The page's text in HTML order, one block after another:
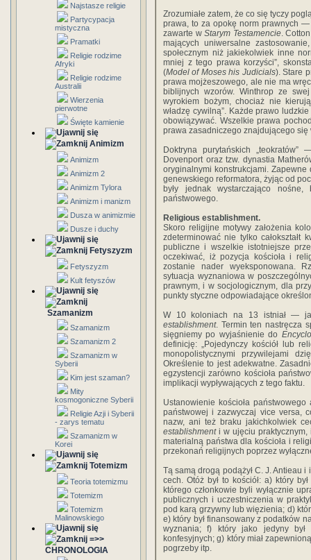
Najstasze religie
Partycypacja
mistyczna
Pramatki
Religie rodzime
Afryki
Religie rodzime
Australii
Wierzenia
pierwotne
Święte kamienie
Animizm
Animizm
Animizm 2
Animizm Tylora
Animizm i manizm
Dusza w animizmie
Dusze i duchy
Fetyszyzm
Fetyszyzm
Kult fetyszów
Szamanizm
Szamanizm
Szamanizm 2
Szamanizm w
Syberii
Kim jest szaman?
Mity
kosmogoniczne Syberii
Religie Azji i Syberii
- zarys tematu
Szamanizm w
Korei
Totemizm
Teoria totemizmu
Totemizm
Totemizm
Malinowskiego
=>>
CHRONOLOGIA
Zrozumiałe zatem, że co się tyczy
prawa, to za opokę norm prawnych
zawarte w Starym Testamencie.
mających uniwersalne
społecznym niż jakiekolwiek inne
mniej z tego prawa korzyści”,
(Model of Moses his Judicials). Stare
prawa mojżeszowego, ale nie ma
biblijnych wzorów. Winthrop ze
wyrokiem bożym, chociaż nie
władzę cywilną”. Każde prawo
obowiązywać. Wszelkie prawa
prawa zasadniczego znajdującego
Doktryna purytańskich
Dovenport oraz tzw. dynastia
oryginalnymi konstrukcjami.
genewskiego reformatora, żyjąc od
były jednak wystarczająco
państwowego.
Religious establishment.
Skoro religijne motywy założenia
zdeterminować nie tylko całokształt
publiczne i wszelkie istotniejsze
oczekiwać, iż pozycja kościoła i
zostanie nader wyeksponowana.
sytuacja wyznaniowa w
prawnym, i w socjologicznym, dla
punkty styczne odpowiadające
W 10 koloniach na 13 istniał —
establishment. Termin ten nastręcza
sięgniemy po wyjaśnienie do
definicję: „Pojedynczy kościół lub
monopolistycznymi przywilejami
Określenie to jest adekwatne.
egzystencji zarówno kościoła
implikacji wypływających z tego faktu.
Ustanowienie kościoła
państwowej i zazwyczaj vice versa,
nazw, ani też braku jakichkolwiek
establishmenti w ujęciu praktycznym,
materialną państwa dla kościoła i
przekonań religijnych poprzez
Tą samą drogą podążył C. J. Antieau
cech. Otóż był to kościół: a) który
którego członkowie byli wyłącznie
publicznych i uczestniczenia w
pod karą grzywny lub więzienia; d)
e) który był finansowany z podatków
wyznania; f) który jako jedyny był
konfesyjnych; g) który miał
pogrzeby itp.